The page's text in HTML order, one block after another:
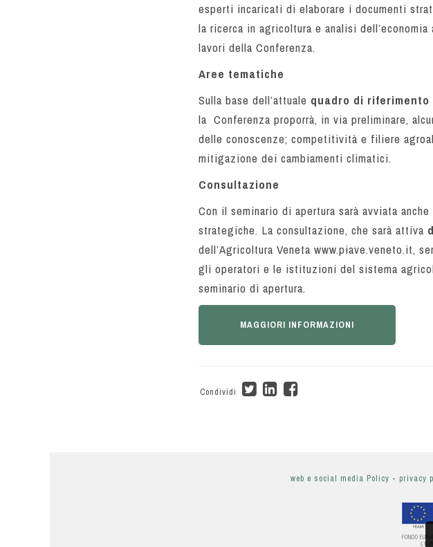
esperti incaricati di elaborare i documenti
la ricerca in agricoltura e analisi
lavori della Conferenza.
Aree tematiche
Sulla base dell’attuale quadro di riferimento
la Conferenza proporrà, in via preliminare,
delle conoscenze; competitività e filiere
mitigazione dei cambiamenti climatici.
Consultazione
Con il seminario di apertura sarà avviata anche
strategiche. La consultazione, che sarà attiva
dell’Agricoltura Veneta www.piave.veneto.it,
gli operatori e le istituzioni del sistema
seminario di apertura.
MAGGIORI INFORMAZIONI
Condividi
web e social media Policy - privacy